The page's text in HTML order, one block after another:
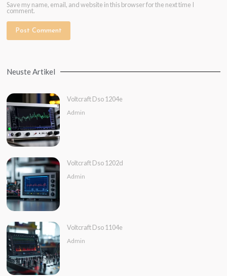
Save my name, email, and website in this browser for the next time I
comment.
Neuste Artikel
Voltcraft Dso 1204e
Admin
Voltcraft Dso 1202d
Admin
Voltcraft Dso 1104e
Admin